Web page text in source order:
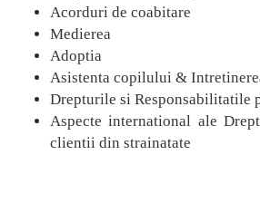
Acorduri de coabitare
Medierea
Adoptia
Asistenta copilului &
Drepturile si Responsabilitatile
Aspecte international ale
clientii din strainatate